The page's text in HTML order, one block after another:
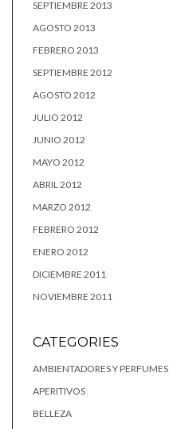
SEPTIEMBRE 2013
AGOSTO 2013
FEBRERO 2013
SEPTIEMBRE 2012
AGOSTO 2012
JULIO 2012
JUNIO 2012
MAYO 2012
ABRIL 2012
MARZO 2012
FEBRERO 2012
ENERO 2012
DICIEMBRE 2011
NOVIEMBRE 2011
CATEGORIES
AMBIENTADORES Y PERFUMES
APERITIVOS
BELLEZA